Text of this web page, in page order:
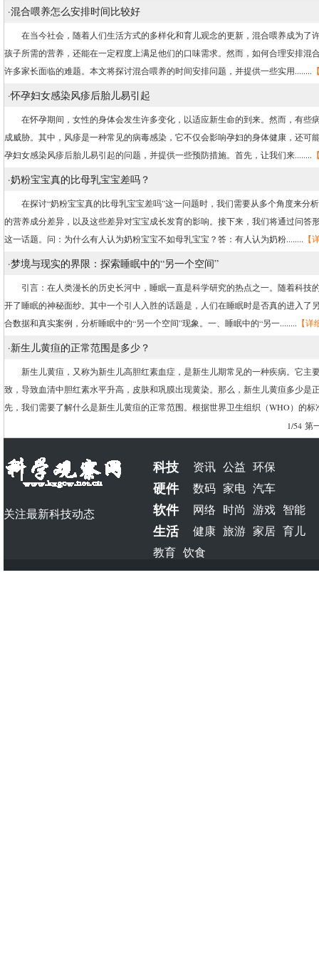
·混合喂养怎么安排时间比较好
在当今社会，随着人们生活方式的多样化和育儿观念的更新，混合喂养成为了
孩子所需的营养，还能在一定程度上满足他们的口味需求。然而，如何合理安排混
许多家长面临的难题。本文将探讨混合喂养的时间安排问题，并提供一些实用........
·怀孕妇女感染风疹后胎儿易引起
在怀孕期间，女性的身体会发生许多变化，以适应新生命的到来。然而，有些
成威胁。其中，风疹是一种常见的病毒感染，它不仅会影响孕妇的身体健康，还可
孕妇女感染风疹后胎儿易引起的问题，并提供一些预防措施。首先，让我们来........
·奶粉宝宝真的比母乳宝宝差吗？
在探讨“奶粉宝宝真的比母乳宝宝差吗”这一问题时，我们需要从多个角度来分
的营养成分差异，以及这些差异对宝宝成长发育的影响。接下来，我们将通过问答
这一话题。问：为什么有人认为奶粉宝宝不如母乳宝宝？答：有人认为奶粉........ 【
·梦境与现实的界限：探索睡眠中的“另一个空间”
引言：在人类漫长的历史长河中，睡眠一直是科学研究的热点之一。随着科技
开了睡眠的神秘面纱。其中一个引人入胜的话题是，人们在睡眠时是否真的进入了
合数据和真实案例，分析睡眠中的“另一个空间”现象。一、睡眠中的“另一........ 【详
·新生儿黄疸的正常范围是多少？
新生儿黄疸，又称为新生儿高胆红素血症，是新生儿期常见的一种疾病。它主
致，导致血清中胆红素水平升高，皮肤和巩膜出现黄染。那么，新生儿黄疸多少是
先，我们需要了解什么是新生儿黄疸的正常范围。根据世界卫生组织（WHO）的标
1/54 第
关注最新科技动态
科技 资讯 公益 环保
硬件 数码 家电 汽车
软件 网络 时尚 游戏 智能
生活 健康 旅游 家居 育儿
教育 饮食